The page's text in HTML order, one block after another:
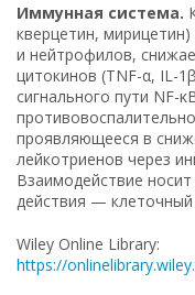
Иммунная система.
кверцетин,
и нейтрофилов,
цитокинов (TNF-α, IL-
сигнального пути NF-
проявляющееся в
лейкотриенов через
Взаимодействие
действия —
Wiley Online Library:
https://